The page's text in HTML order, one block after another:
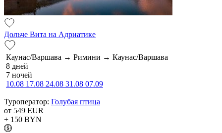
Дольче Вита на Адриатике
Каунас/Варшава → Римини → Каунас/Варшава
8 дней
7 ночей
10.08 17.08 24.08 31.08 07.09
Туроператор: Голубая птица
от 549 EUR
+ 150 BYN